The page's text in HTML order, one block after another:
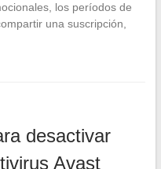
los períodos de
una suscripción,
desactivar
Avast